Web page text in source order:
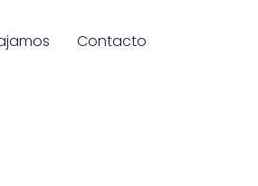
Contacto